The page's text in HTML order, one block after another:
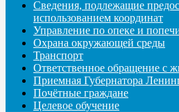
Сведения, подлежащие
использованием координат
Управление по опеке и
Охрана окружающей среды
Транспорт
Ответственное обращение с
Приемная Губернатора
Почётные граждане
Целевое обучение